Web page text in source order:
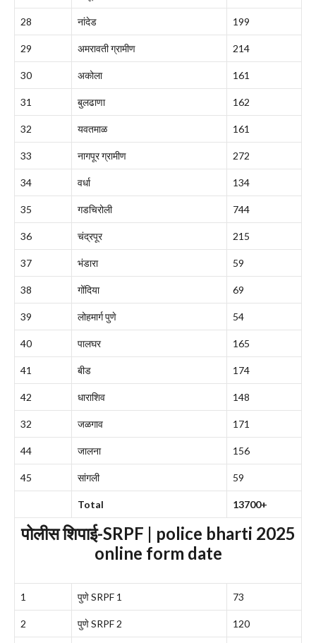
28 नांदेड 199
29 अमरावती ग्रामीण 214
30 अकोला 161
31 बुलढाणा 162
32 यवतमाळ 161
33 नागपूर ग्रामीण 272
34 वर्धा 134
35 गडचिरोली 744
36 चंद्रपूर 215
37 भंडारा 59
38 गोंदिया 69
39 लोहमार्ग पुणे 54
40 पालघर 165
41 बीड 174
42 धाराशिव 148
32 जळगाव 171
44 जालना 156
45 सांगली 59
Total 13700+
पोलीस शिपाई-SRPF | police bharti 2025
online form date
1 पुणे SRPF 1 73
2 पुणे SRPF 2 120